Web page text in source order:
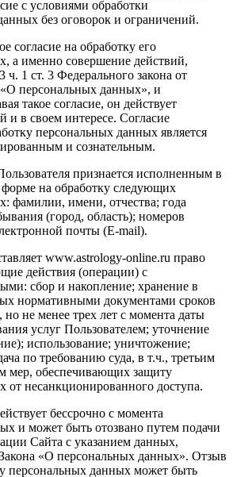
с условиями обработки
без оговорок и ограничений.
согласие на обработку его
а именно совершение действий,
1 ст. 3 Федерального закона от
персональных данных», и
такое согласие, он действует
и в своем интересе. Согласие
персональных данных является
и сознательным.
признается исполненным в
на обработку следующих
фамилии, имени, отчества; года
(город, область); номеров
почты (E-mail).
www.astrology-online.ru право
действия (операции) с
сбор и накопление; хранение в
нормативными документами сроков
но не менее трех лет с момента даты
услуг Пользователем; уточнение
использование; уничтожение;
по требованию суда, в т.ч., третьим
мер, обеспечивающих защиту
от несанкционированного доступа.
бессрочно с момента
и может быть отозвано путем подачи
Сайта с указанием данных,
«О персональных данных». Отзыв
персональных данных может быть